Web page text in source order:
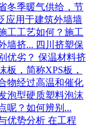
冬季暖气供给，节
应用于建筑外墙墙
工工艺如何？施工
墙挤... 四川挤塑保
优劣？ 保温材料挤
板，简称XPS板，
物经过高温和催化
泡型硬质塑料泡沫
呢？如何辨别...
优势分析 在工程